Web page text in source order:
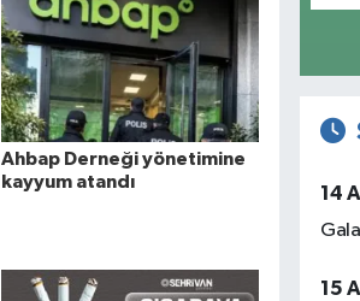
Ahbap Derneği yönetimine
kayyum atandı
14
15